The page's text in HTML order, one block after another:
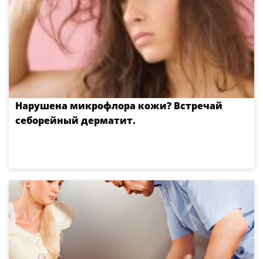
Нарушена микрофлора кожи? Встречай
себорейный дерматит.